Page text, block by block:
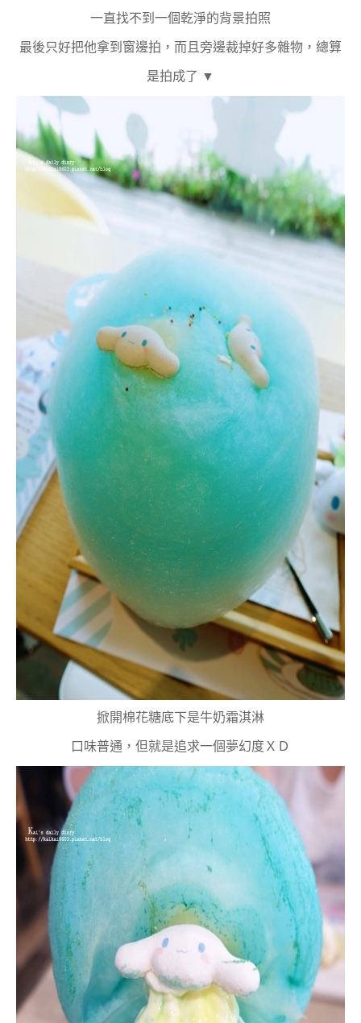
一直找不到一個乾淨的背景拍照
最後只好把他拿到窗邊拍，而且旁邊裁掉好多雜物，總算
是拍成了 ▼
掀開棉花糖底下是牛奶霜淇淋
口味普通，但就是追求一個夢幻度ＸＤ